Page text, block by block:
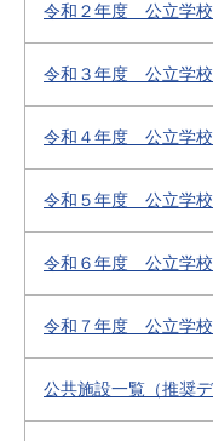
令和２年度 公立学校
令和３年度 公立学校
令和４年度 公立学校
令和５年度 公立学校
令和６年度 公立学校
令和７年度 公立学校
公共施設一覧（推奨デ